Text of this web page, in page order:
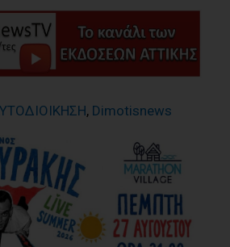
, Dimotisnews